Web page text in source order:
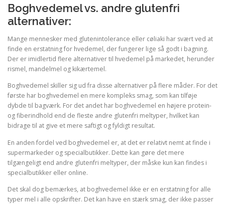
Boghvedemel vs. andre glutenfri
alternativer:
Mange mennesker med glutenintolerance eller cøliaki har svært ved at
finde en erstatning for hvedemel, der fungerer lige så godt i bagning.
Der er imidlertid flere alternativer til hvedemel på markedet, herunder
rismel, mandelmel og kikærtemel.
Boghvedemel skiller sig ud fra disse alternativer på flere måder. For det
første har boghvedemel en mere kompleks smag, som kan tilføje
dybde til bagværk. For det andet har boghvedemel en højere protein-
og fiberindhold end de fleste andre glutenfri meltyper, hvilket kan
bidrage til at give et mere saftigt og fyldigt resultat.
En anden fordel ved boghvedemel er, at det er relativt nemt at finde i
supermarkeder og specialbutikker. Dette kan gøre det mere
tilgængeligt end andre glutenfri meltyper, der måske kun kan findes i
specialbutikker eller online.
Det skal dog bemærkes, at boghvedemel ikke er en erstatning for alle
typer mel i alle opskrifter. Det kan have en stærk smag, der ikke passer